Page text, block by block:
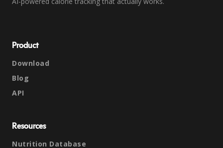
Product
Download
Blog
API
Resources
Nutrition Database